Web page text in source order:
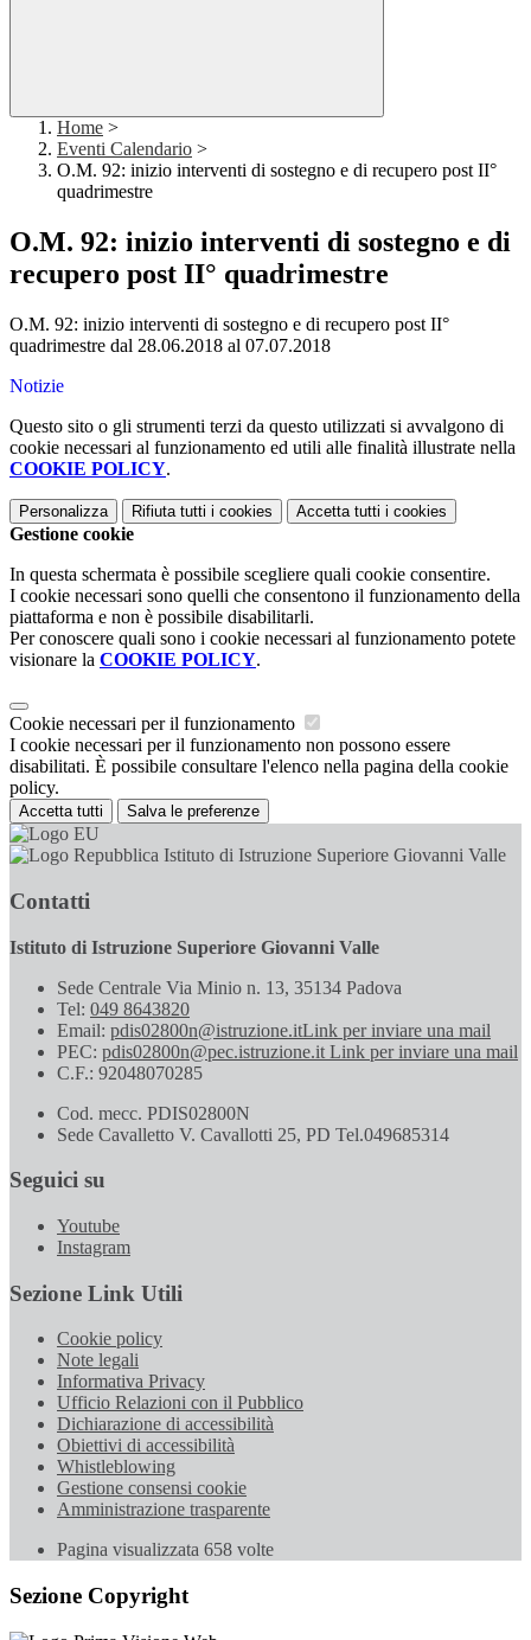
Home >
Eventi Calendario >
O.M. 92: inizio interventi di sostegno e di recupero post II°
quadrimestre
O.M. 92: inizio interventi di sostegno e di
recupero post II° quadrimestre
O.M. 92: inizio interventi di sostegno e di recupero post II°
quadrimestre dal 28.06.2018 al 07.07.2018
Notizie
Questo sito o gli strumenti terzi da questo utilizzati si avvalgono di
cookie necessari al funzionamento ed utili alle finalità illustrate nella
COOKIE POLICY.
Personalizza Rifiuta tutti i cookies Accetta tutti i cookies
Gestione cookie
In questa schermata è possibile scegliere quali cookie consentire.
I cookie necessari sono quelli che consentono il funzionamento della
piattaforma e non è possibile disabilitarli.
Per conoscere quali sono i cookie necessari al funzionamento potete
visionare la COOKIE POLICY.
Cookie necessari per il funzionamento
I cookie necessari per il funzionamento non possono essere
disabilitati. È possibile consultare l'elenco nella pagina della cookie
policy.
Accetta tutti Salva le preferenze
Istituto di Istruzione Superiore Giovanni Valle
Contatti
Istituto di Istruzione Superiore Giovanni Valle
Sede Centrale Via Minio n. 13, 35134 Padova
Tel: 049 8643820
Email: pdis02800n@istruzione.itLink per inviare una mail
PEC: pdis02800n@pec.istruzione.it Link per inviare una mail
C.F.: 92048070285
Cod. mecc. PDIS02800N
Sede Cavalletto V. Cavallotti 25, PD Tel.049685314
Seguici su
Youtube
Instagram
Sezione Link Utili
Cookie policy
Note legali
Informativa Privacy
Ufficio Relazioni con il Pubblico
Dichiarazione di accessibilità
Obiettivi di accessibilità
Whistleblowing
Gestione consensi cookie
Amministrazione trasparente
Pagina visualizzata 658 volte
Sezione Copyright